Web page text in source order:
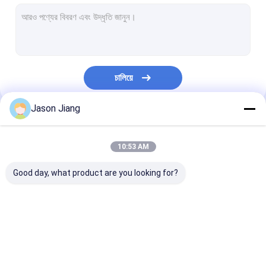
বিস্ফোরণ প্রমাণ জংশন বক্স
বিস্ফোরণ প্রমাণ সুইচ
চালিয়ে
আমাদের বিভাগসমূহ
Jason Jiang
10:53 AM
Good day, what product are you looking for?